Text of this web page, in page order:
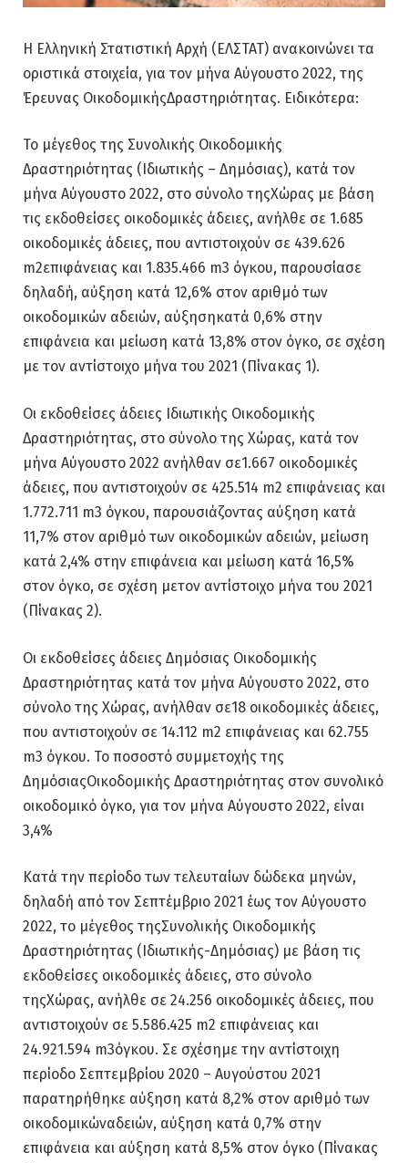
Η Ελληνική Στατιστική Αρχή (ΕΛΣΤΑΤ) ανακοινώνει τα
οριστικά στοιχεία, για τον μήνα Αύγουστο 2022, της
Έρευνας ΟικοδομικήςΔραστηριότητας. Ειδικότερα:
Το μέγεθος της Συνολικής Οικοδομικής
Δραστηριότητας (Ιδιωτικής – Δημόσιας), κατά τον
μήνα Αύγουστο 2022, στο σύνολο τηςΧώρας με βάση
τις εκδοθείσες οικοδομικές άδειες, ανήλθε σε 1.685
οικοδομικές άδειες, που αντιστοιχούν σε 439.626
m2επιφάνειας και 1.835.466 m3 όγκου, παρουσίασε
δηλαδή, αύξηση κατά 12,6% στον αριθμό των
οικοδομικών αδειών, αύξησηκατά 0,6% στην
επιφάνεια και μείωση κατά 13,8% στον όγκο, σε σχέση
με τον αντίστοιχο μήνα του 2021 (Πίνακας 1).
Οι εκδοθείσες άδειες Ιδιωτικής Οικοδομικής
Δραστηριότητας, στο σύνολο της Χώρας, κατά τον
μήνα Αύγουστο 2022 ανήλθαν σε1.667 οικοδομικές
άδειες, που αντιστοιχούν σε 425.514 m2 επιφάνειας και
1.772.711 m3 όγκου, παρουσιάζοντας αύξηση κατά
11,7% στον αριθμό των οικοδομικών αδειών, μείωση
κατά 2,4% στην επιφάνεια και μείωση κατά 16,5%
στον όγκο, σε σχέση μετον αντίστοιχο μήνα του 2021
(Πίνακας 2).
Οι εκδοθείσες άδειες Δημόσιας Οικοδομικής
Δραστηριότητας κατά τον μήνα Αύγουστο 2022, στο
σύνολο της Χώρας, ανήλθαν σε18 οικοδομικές άδειες,
που αντιστοιχούν σε 14.112 m2 επιφάνειας και 62.755
m3 όγκου. Το ποσοστό συμμετοχής της
ΔημόσιαςΟικοδομικής Δραστηριότητας στον συνολικό
οικοδομικό όγκο, για τον μήνα Αύγουστο 2022, είναι
3,4%
Κατά την περίοδο των τελευταίων δώδεκα μηνών,
δηλαδή από τον Σεπτέμβριο 2021 έως τον Αύγουστο
2022, το μέγεθος τηςΣυνολικής Οικοδομικής
Δραστηριότητας (Ιδιωτικής-Δημόσιας) με βάση τις
εκδοθείσες οικοδομικές άδειες, στο σύνολο
τηςΧώρας, ανήλθε σε 24.256 οικοδομικές άδειες, που
αντιστοιχούν σε 5.586.425 m2 επιφάνειας και
24.921.594 m3όγκου. Σε σχέσημε την αντίστοιχη
περίοδο Σεπτεμβρίου 2020 – Αυγούστου 2021
παρατηρήθηκε αύξηση κατά 8,2% στον αριθμό των
οικοδομικώναδειών, αύξηση κατά 0,7% στην
επιφάνεια και αύξηση κατά 8,5% στον όγκο (Πίνακας